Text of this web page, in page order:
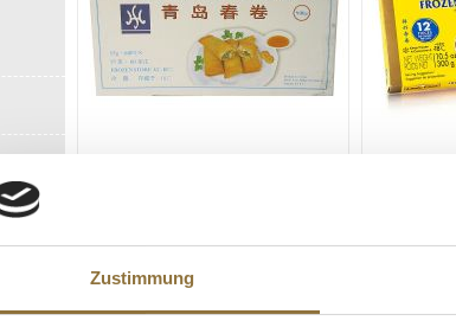
Zustimmung
Gemüse, vegetarisch, TK, 900
g, 60 x 15g
Art.Nr.:10801
Gemüse,